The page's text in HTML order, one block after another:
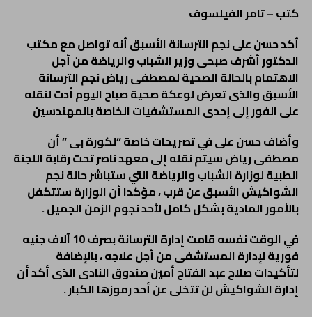
كتب – تامر الفيلسوف
أكد حسن على نجم الترسانة الأسبق أنه تواصل مع مكتب
الدكتور أشرف صبحى وزير الشباب والرياضة من أجل
الاهتمام بالحالة الصحية لمصطفى رياض نجم الترسانة
الأسبق والذى تعرض لوعكة صحية صباح اليوم أدت لنقله
على الفور إلى إحدى المستشفيات الخاصة بالمهندسين
وأضاف حسن على في تصريحات خاصة “لكورة بى ” أن
مصطفى رياض سيتم نقله إلى معهد ناصر تحت رقابة اللجنة
الطبية لوزارة الشباب والرياضة التي ستباشر حالة نجم
الشواكيش الأسبق عن قرب ، مؤكدا أن الوزارة ستتكفل
بالأمور المادية بشكل كامل لأحد نجوم الزمن الجميل .
في الوقت نفسه قامت إدارة الترسانة بصرف 10 آلاف جنيه
فورية لإدارة المستشفى من أجل علاجه ، بالإضافة
لتأكيدات صلاح عبد الفتاح أمين صندوق النادى الذى أكد أن
إدارة الشواكيش لن تتخلى عن أحد رموزها الكبار .